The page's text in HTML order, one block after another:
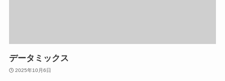
データミックス
2025年10月6日